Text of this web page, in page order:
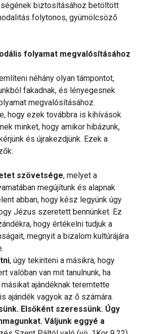
biztosításához betöltött
folytonos, gyümölcsöző
folyamat megvalósításához
néhány olyan támpontot,
fakadnak, és lényegesnek
megvalósításához.
hogy ezek továbbra is kihívások
minket, hogy amikor hibázunk,
és újrakezdjünk. Ezek a
szövetsége, melyet a
megújítunk és alapnak
abban, hogy kész legyünk úgy
Jézus szeretett bennünket. Ez
hogy értékelni tudjuk a
megnyit a bizalom kultúrájára
, úgy tekinteni a másikra, hogy
valóban van mit tanulnunk, ha
ajándéknak teremtette
ajándék vagyok az ő számára.
Elsőként szeressünk. Úgy
Váljunk eggyé a